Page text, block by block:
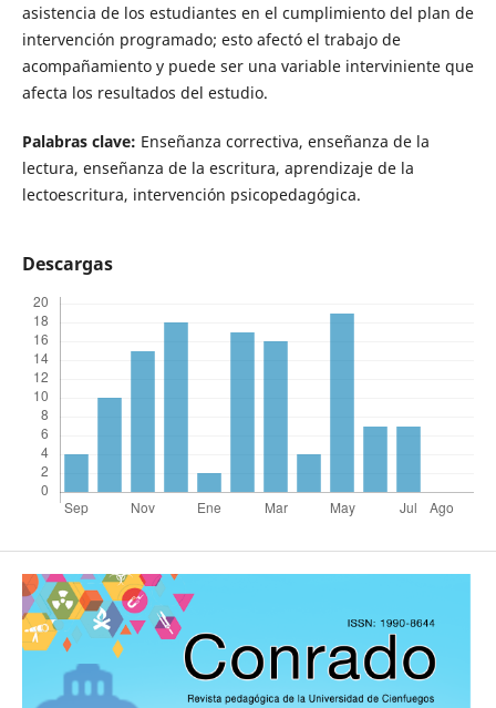
asistencia de los estudiantes en el cumplimiento del plan de
intervención programado; esto afectó el trabajo de
acompañamiento y puede ser una variable interviniente que
afecta los resultados del estudio.
Palabras clave: Enseñanza correctiva, enseñanza de la
lectura, enseñanza de la escritura, aprendizaje de la
lectoescritura, intervención psicopedagógica.
Descargas